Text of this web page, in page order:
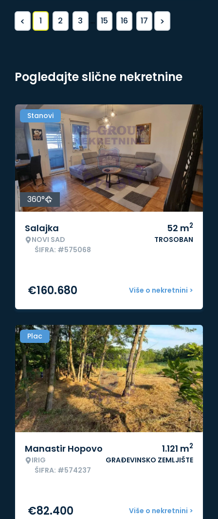
< 1 2 3 ... 15 16 17 >
Pogledajte slične nekretnine
Stanovi
360°
Salajka
NOVI SAD
ŠIFRA: #575068
52 m2
TROSOBAN
Više o nekretnini >
€160.680
Plac
Manastir Hopovo
IRIG
ŠIFRA: #574237
1.121 m2
GRAĐEVINSKO ZEMLJIŠTE
Više o nekretnini >
€82.400